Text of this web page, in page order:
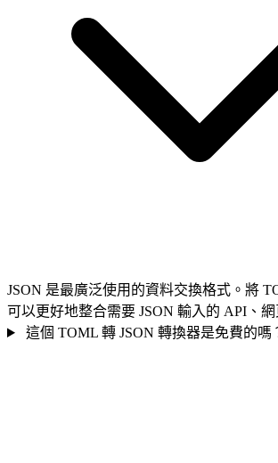
JSON 是最廣泛使用的資料交換格式。將
可以更好地整合需要 JSON 輸入的 API、網
這個 TOML 轉 JSON 轉換器是免費的嗎